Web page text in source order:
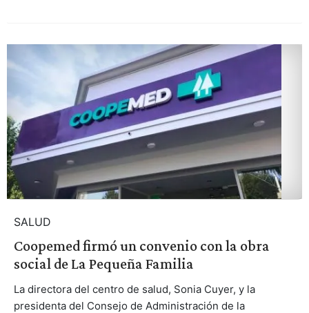
SALUD
Coopemed firmó un convenio con la obra
social de La Pequeña Familia
La directora del centro de salud, Sonia Cuyer, y la
presidenta del Consejo de Administración de la